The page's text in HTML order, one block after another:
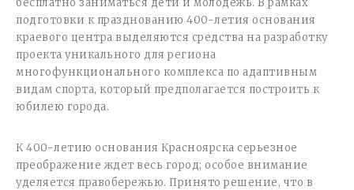
бесплатно заниматься дети и молодежь. В рамках
подготовки к празднованию 400-летия основания
краевого центра выделяются средства на разработку
проекта уникального для региона
многофункционального комплекса по адаптивным
видам спорта, который предполагается построить к
юбилею города.
К 400-летию основания Красноярска серьезное
преображение ждет весь город; особое внимание
уделяется правобережью. Принято решение, что в